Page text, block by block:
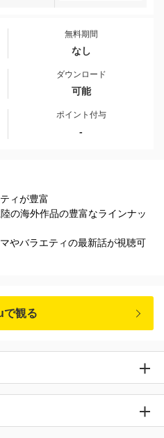
無料期間
なし
ダウンロード
可能
ポイント付与
-
ィが豊富
の海外作品の豊富なラインナッ
やバラエティの最新話が視聴可
で観る